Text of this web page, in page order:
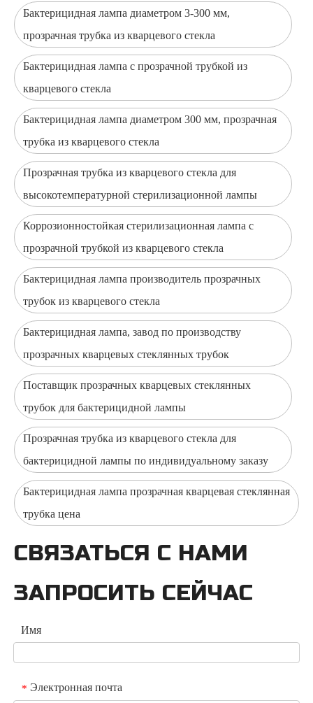
Бактерицидная лампа диаметром 3-300 мм,
прозрачная трубка из кварцевого стекла
Бактерицидная лампа с прозрачной трубкой из
кварцевого стекла
Бактерицидная лампа диаметром 300 мм, прозрачная
трубка из кварцевого стекла
Прозрачная трубка из кварцевого стекла для
высокотемпературной стерилизационной лампы
Коррозионностойкая стерилизационная лампа с
прозрачной трубкой из кварцевого стекла
Бактерицидная лампа производитель прозрачных
трубок из кварцевого стекла
Бактерицидная лампа, завод по производству
прозрачных кварцевых стеклянных трубок
Поставщик прозрачных кварцевых стеклянных
трубок для бактерицидной лампы
Прозрачная трубка из кварцевого стекла для
бактерицидной лампы по индивидуальному заказу
Бактерицидная лампа прозрачная кварцевая стеклянная
трубка цена
СВЯЗАТЬСЯ С НАМИ
ЗАПРОСИТЬ СЕЙЧАС
Имя
* Электронная почта